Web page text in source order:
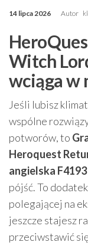
14 lipca 2026 Autor
Witch
wciąga w
Jeśli lubisz
wspólne
potworów, to
Heroquest
angielska F4193
pójść. To
polegającej na
jeszcze stajesz
przeciwstawić się